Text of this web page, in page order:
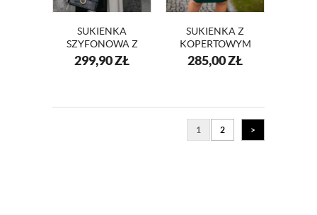
SUKIENKA
SZYFONOWA Z
DEKOLTEM NA
WESELE KM117
299,90ZŁ
SUKIENKA Z
KOPERTOWYM
DEKOLTEM I
KORONKĄ
285,00ZŁ
1 2 >